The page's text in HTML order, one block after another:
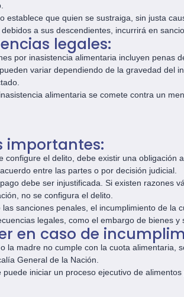
establece que quien se sustraiga, sin justa
a sus descendientes, incurrirá en
legales:
por inasistencia alimentaria incluyen penas
variar dependiendo de la gravedad del
alimentaria se comete contra un
importantes:
configure el delito, debe existir una obligación
entre las partes o por decisión judicial.
debe ser injustificada. Si existen razones
no se configura el delito.
las sanciones penales, el incumplimiento de la
legales, como el embargo de bienes y
en caso de
la madre no cumple con la cuota alimentaria,
General de la Nación.
puede iniciar un proceso ejecutivo de